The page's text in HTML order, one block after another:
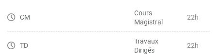
CM
Cours
Magistral
22h
TD
Travaux
Dirigés
22h